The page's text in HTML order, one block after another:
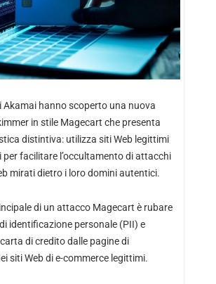
Akamai hanno scoperto una nuova
in stile Magecart che presenta
distintiva: utilizza siti Web legittimi
per facilitare l’occultamento di attacchi
mirati dietro i loro domini autentici.
di un attacco Magecart è rubare
identificazione personale (PII) e
di credito dalle pagine di
siti Web di e-commerce legittimi.